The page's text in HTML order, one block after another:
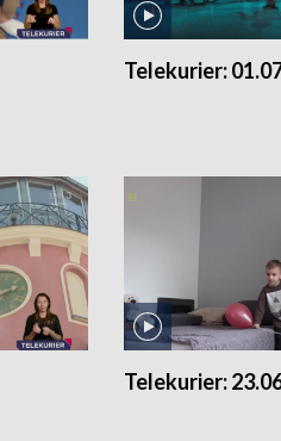
Telekurier:
Telekurier: